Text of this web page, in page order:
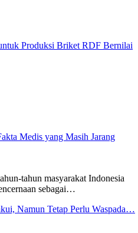
Produksi Briket RDF Bernilai
Medis yang Masih Jarang
tahun masyarakat Indonesia
sebagai…
Namun Tetap Perlu Waspada…